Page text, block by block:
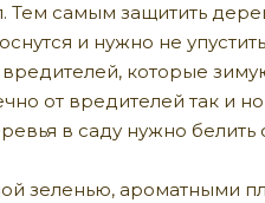
Тем самым защитить
и нужно не
вредителей, которые
от вредителей так и
в саду нужно
зеленью, ароматными